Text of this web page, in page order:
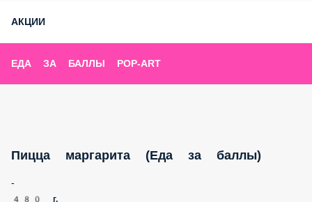
АКЦИИ
ЕДА ЗА БАЛЛЫ POP-ART
Пицца маргарита (Еда за баллы)
-
480 г.